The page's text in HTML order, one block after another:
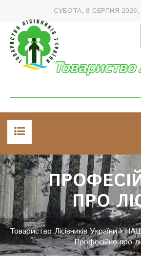
СУБОТА, 8 СЕРПНЯ 2026,
Товариство
ГОЛОВНА
ПРО НАС
НОВИНИ, ЗАХОДИ
НОВИНИ
НАША ДІЯЛЬНІСТЬ
ПРО
Товариство Лісівників України
Професійно про